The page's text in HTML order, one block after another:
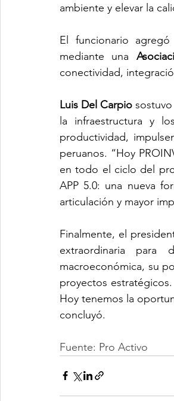
ambiente y elevar la
El funcionario
mediante una
conectividad,
Luis Del Carpio
la infraestructura y
productividad,
peruanos. “Hoy
en todo el ciclo del
APP 5.0: una nueva
articulación y mayor
Finalmente, el
extraordinaria
macroeconómica, su
proyectos
Hoy tenemos la
concluyó.
Fuente: Pro Activo